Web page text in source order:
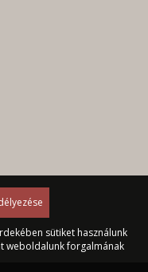
sütiket használunk
weboldalunk forgalmának